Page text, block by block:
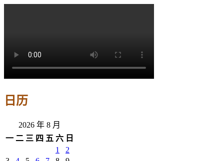
日历
2026 年 8 月
一 二 三 四 五 六 日
1
2